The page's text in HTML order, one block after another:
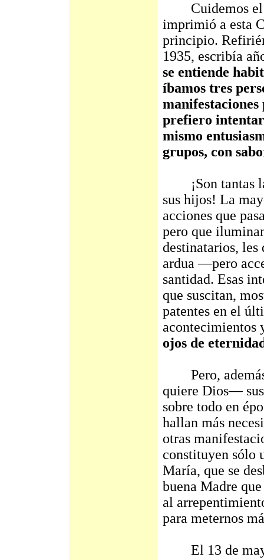
Cuidemos el
imprimió a esta
principio.
1935, escribía
se entiende
íbamos tres
prefiero
mismo
grupos, con
¡Son tantas
sus hijos! La
acciones que
pero que
destinatarios, les
ardua —pero
santidad. Esas
que suscitan,
patentes en el
acontecimientos
ojos de
Pero,
quiere Dios—
sobre todo en
hallan más
otras
constituyen sólo
María, que se
buena Madre
al
para meternos
El 13 de mayo